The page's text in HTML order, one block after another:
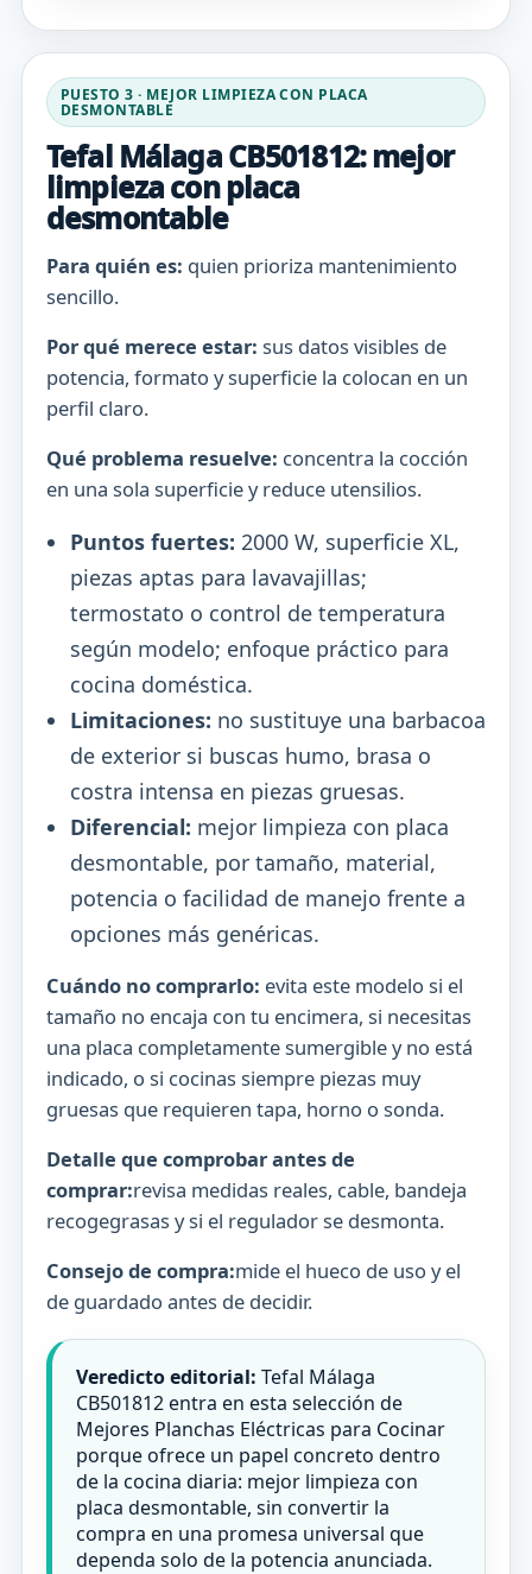
PUESTO 3 · MEJOR LIMPIEZA CON PLACA
DESMONTABLE
Tefal Málaga CB501812: mejor
limpieza con placa
desmontable
Para quién es: quien prioriza mantenimiento
sencillo.
Por qué merece estar: sus datos visibles de
potencia, formato y superficie la colocan en un
perfil claro.
Qué problema resuelve: concentra la cocción
en una sola superficie y reduce utensilios.
Puntos fuertes: 2000 W, superficie XL,
piezas aptas para lavavajillas;
termostato o control de temperatura
según modelo; enfoque práctico para
cocina doméstica.
Limitaciones: no sustituye una barbacoa
de exterior si buscas humo, brasa o
costra intensa en piezas gruesas.
Diferencial: mejor limpieza con placa
desmontable, por tamaño, material,
potencia o facilidad de manejo frente a
opciones más genéricas.
Cuándo no comprarlo: evita este modelo si el
tamaño no encaja con tu encimera, si necesitas
una placa completamente sumergible y no está
indicado, o si cocinas siempre piezas muy
gruesas que requieren tapa, horno o sonda.
Detalle que comprobar antes de
comprar:revisa medidas reales, cable, bandeja
recogegrasas y si el regulador se desmonta.
Consejo de compra:mide el hueco de uso y el
de guardado antes de decidir.
Veredicto editorial: Tefal Málaga
CB501812 entra en esta selección de
Mejores Planchas Eléctricas para Cocinar
porque ofrece un papel concreto dentro
de la cocina diaria: mejor limpieza con
placa desmontable, sin convertir la
compra en una promesa universal que
dependa solo de la potencia anunciada.